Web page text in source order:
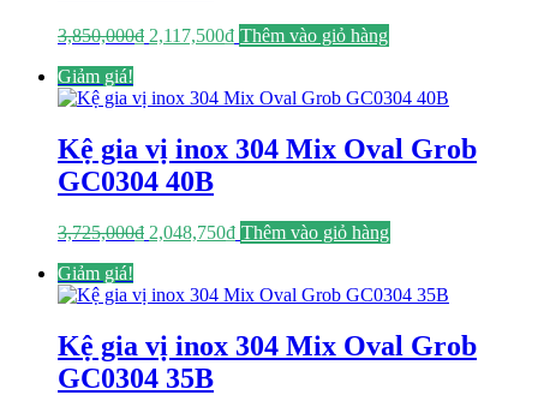
3,850,000₫ Giá
3,850,000₫.
2,117,500₫Giá
là:
Thêm vào giỏ hàng
Giảm giá!
Kệ gia vị inox 304 Mix Oval Grob
GC0304 40B
3,725,000₫ Giá
3,725,000₫.
2,048,750₫Giá
là:
Thêm vào giỏ hàng
Giảm giá!
Kệ gia vị inox 304 Mix Oval Grob
GC0304 35B